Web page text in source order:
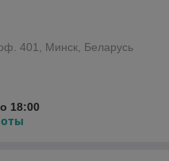
401, Минск, Беларусь
18:00